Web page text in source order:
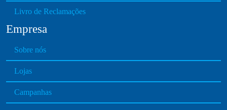
Livro de Reclamações
Empresa
Sobre nós
Lojas
Campanhas